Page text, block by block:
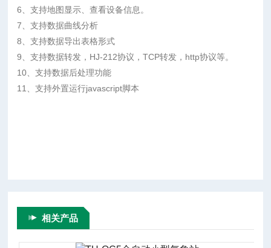
6、支持地图显示、查看设备信息。
7、支持数据曲线分析
8、支持数据导出表格形式
9、支持数据转发，HJ-212协议，TCP转发，http协议等。
10、支持数据后处理功能
11、支持外置运行javascript脚本
相关产品